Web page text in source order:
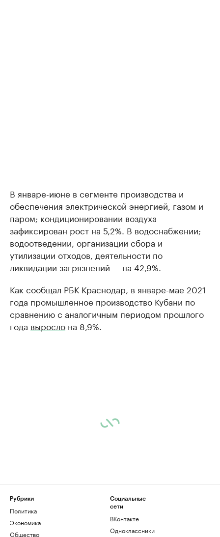
В январе-июне в сегменте производства и
обеспечения электрической энергией, газом и
паром; кондиционировании воздуха
зафиксирован рост на 5,2%. В водоснабжении;
водоотведении, организации сбора и
утилизации отходов, деятельности по
ликвидации загрязнений — на 42,9%.
Как сообщал РБК Краснодар, в январе-мае 2021
года промышленное производство Кубани по
сравнению с аналогичным периодом прошлого
года выросло на 8,9%.
Рубрики
Политика
Экономика
Общество
Социальные
сети
ВКонтакте
Одноклассники